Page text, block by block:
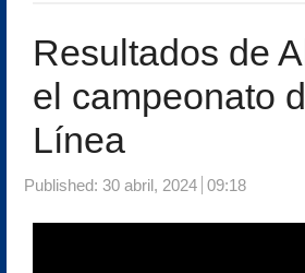
Resultados de
el campeonato
Línea
Published: 30 abril, 2024 09:18